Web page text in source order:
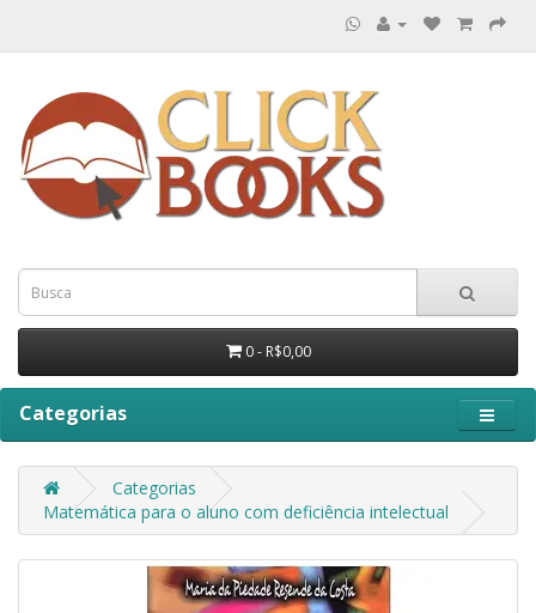
0 - R$0,00
Categorias
Categorias
Matemática para o aluno com deficiência intelectual